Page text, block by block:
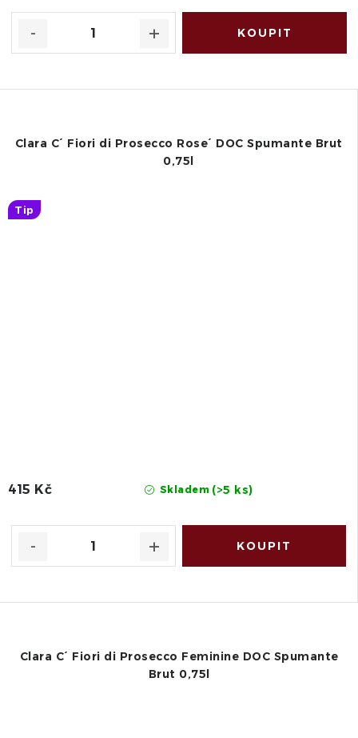
Clara C´ Fiori di Prosecco Rose´ DOC Spumante Brut
0,75l
Tip
Skladem (>5 ks)
415 Kč
Clara C´ Fiori di Prosecco Feminine DOC Spumante
Brut 0,75l